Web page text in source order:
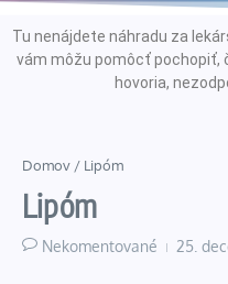
Tu nenájdete náhradu za
vám môžu pomôcť pochopiť,
hovoria,
Domov / Lipóm
Lipóm
Nekomentované 25.